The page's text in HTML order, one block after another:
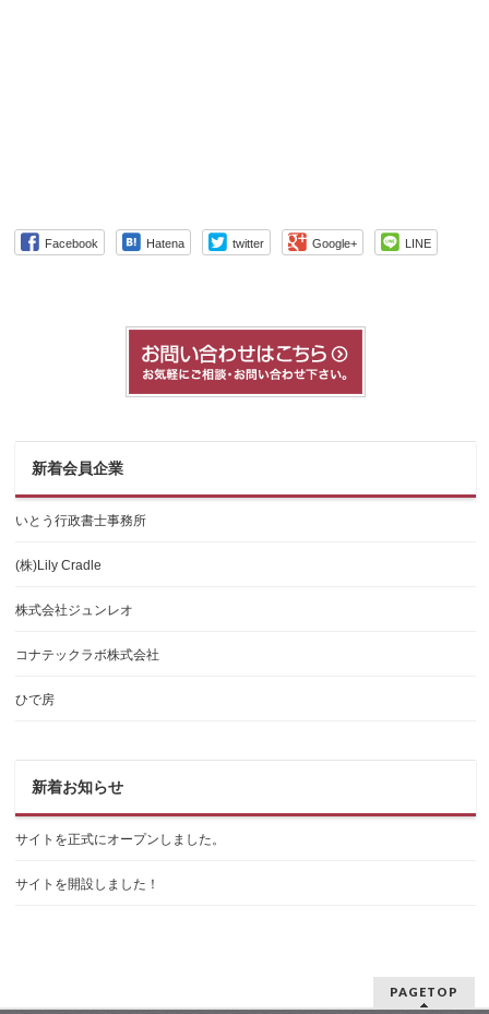
Facebook Hatena twitter Google+ LINE
新着会員企業
いとう行政書士事務所
(株)Lily Cradle
株式会社ジュンレオ
コナテックラボ株式会社
ひで房
新着お知らせ
サイトを正式にオープンしました。
サイトを開設しました！
PAGETOP